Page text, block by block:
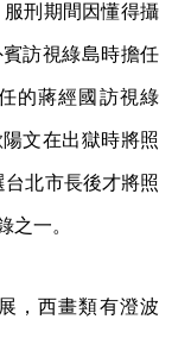
服刑期間因懂得攝
訪視綠島時擔任
的蔣經國訪視綠
文在出獄時將照
台北市長後才將照
之一。
，西畫類有澄波